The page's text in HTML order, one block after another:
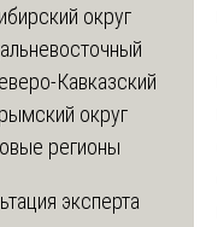
округ
Кавказский
округ
регионы
эксперта